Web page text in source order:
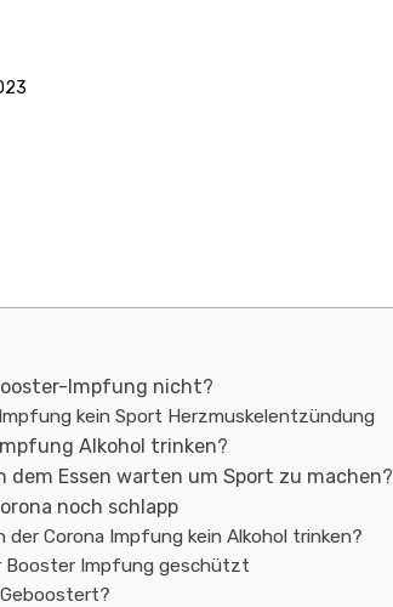
Impfung nicht?
kein Sport Herzmuskelentzündung
Alkohol trinken?
dem Essen warten um Sport zu machen?
noch schlapp
der Corona Impfung kein Alkohol trinken?
Booster Impfung geschützt